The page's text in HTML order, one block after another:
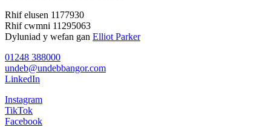
Rhif elusen 1177930
Rhif cwmni 11295063
Dyluniad y wefan gan Elliot Parker
01248 388000
undeb@undebbangor.com
LinkedIn
Instagram
TikTok
Facebook